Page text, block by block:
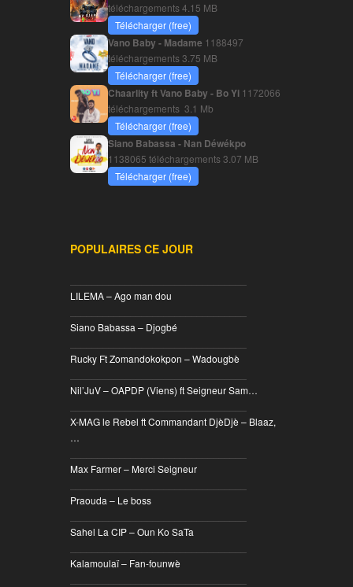
téléchargements4.15 MB
Télécharger (free)
Vano Baby - Madame 1188497
téléchargements3.75 MB
Télécharger (free)
Chaarlity ft Vano Baby - Bo Yi 1172066
téléchargements 3.1 Mb
Télécharger (free)
Siano Babassa - Nan Déwékpo
1138065 téléchargements3.07 MB
Télécharger (free)
POPULAIRES CE JOUR
LILEMA – Ago man dou
Siano Babassa – Djogbé
Rucky Ft Zomandokokpon – Wadougbè
Nil’JuV – OAPDP (Viens) ft Seigneur Sam…
X-MAG le Rebel ft Commandant DjèDjè – Blaaz,
…
Max Farmer – Merci Seigneur
Praouda – Le boss
Sahel La CIP – Oun Ko SaTa
Kalamoulaï – Fan-founwè